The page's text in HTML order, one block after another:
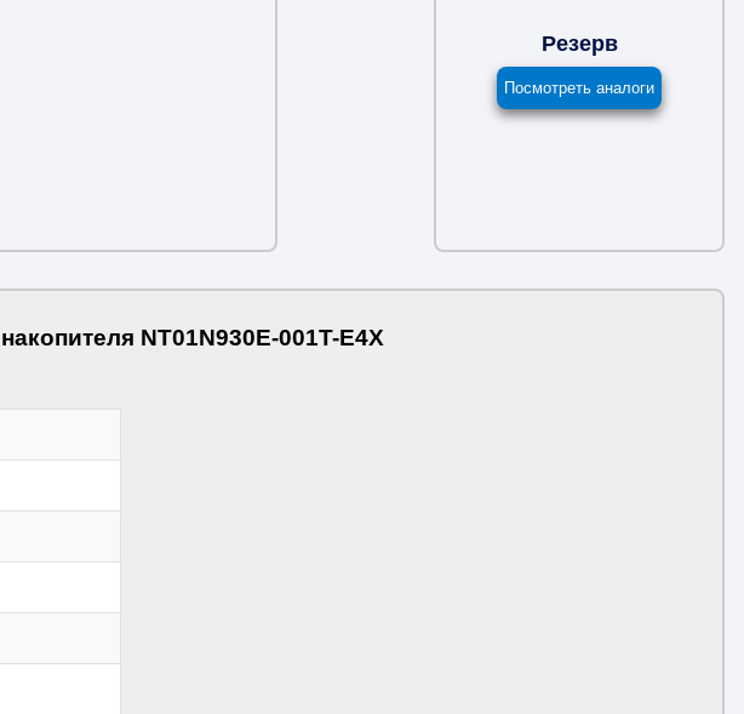
Резерв
Посмотреть аналоги
NT01N930E-001T-E4X